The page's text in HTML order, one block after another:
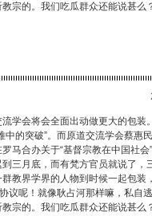
宗的。我们吃瓜群众还能说甚么
学会将会全面出动做更大的包装
中的突破”。而原道交流学会蔡惠
马合办关于“基督宗教在中国社
三月底，而有梵方官员就说了，
教界学界的人物到时候一起包装
议呢！就像耿占河那样嘛，私自
宗的。我们吃瓜群众还能说甚么